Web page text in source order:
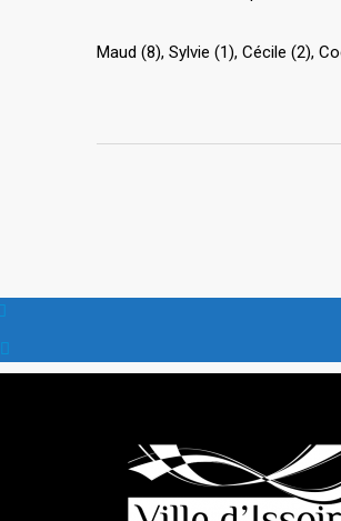
Maud (8), Sylvie (1), Cécile (2),